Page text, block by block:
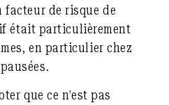
facteur de risque de
était particulièrement
en particulier chez
que ce n’est pas